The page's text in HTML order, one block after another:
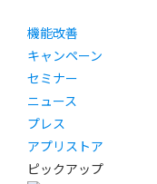
機能改善
キャンペーン
セミナー
ニュース
プレス
アプリストア
ピックアップ